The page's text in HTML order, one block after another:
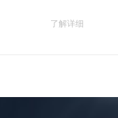
了解详细